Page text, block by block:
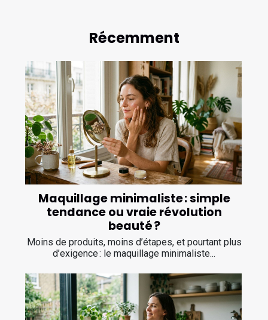
Récemment
Maquillage minimaliste : simple
tendance ou vraie révolution
beauté ?
Moins de produits, moins d’étapes, et pourtant plus
d’exigence : le maquillage minimaliste...